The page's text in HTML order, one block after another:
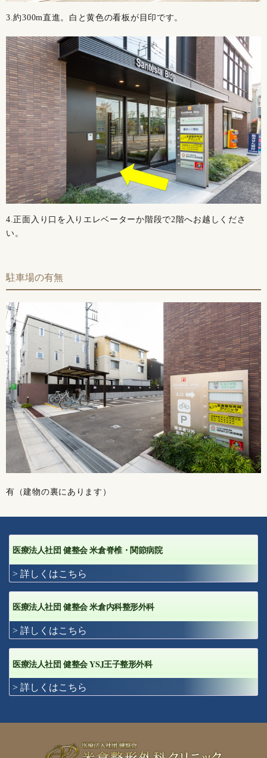
3.約300m直進。白と黄色の看板が目印です。
4.正面入り口を入りエレベーターか階段で2階へお越しくださ
い。
駐車場の有無
有（建物の裏にあります）
医療法人社団 健整会 米倉脊椎・関節病院
> 詳しくはこちら
医療法人社団 健整会 米倉内科整形外科
> 詳しくはこちら
医療法人社団 健整会YSJ王子整形外科
> 詳しくはこちら